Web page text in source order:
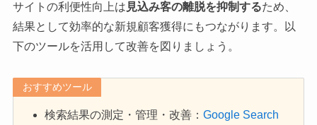
サイトの利便性向上は 見込み客の離脱を抑制するため、
結果として効率的な新規顧客獲得にもつながります。以
下のツールを活用して改善を図りましょう。
おすすめツール
検索結果の測定・管理・改善： Google Search